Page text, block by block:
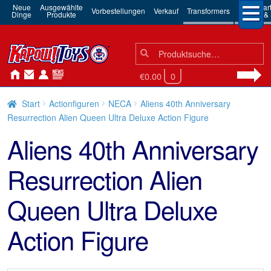
Neue
Dinge
Ausgewählte
Produkte Vorbestellungen Verkauf Transformers 3rd
Robots
Suchen
nach:
Suche
€0.00 0
Start Actionfiguren NECA
Aliens 40th Anniversary
Resurrection Alien Queen Ultra Deluxe Action Figure
Aliens 40th Anniversary
Resurrection Alien
Queen Ultra Deluxe
Action Figure